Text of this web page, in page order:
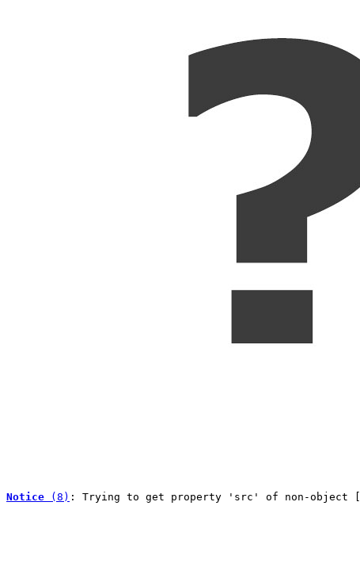
Notice (8) : Trying to get property 'src' of non-object [